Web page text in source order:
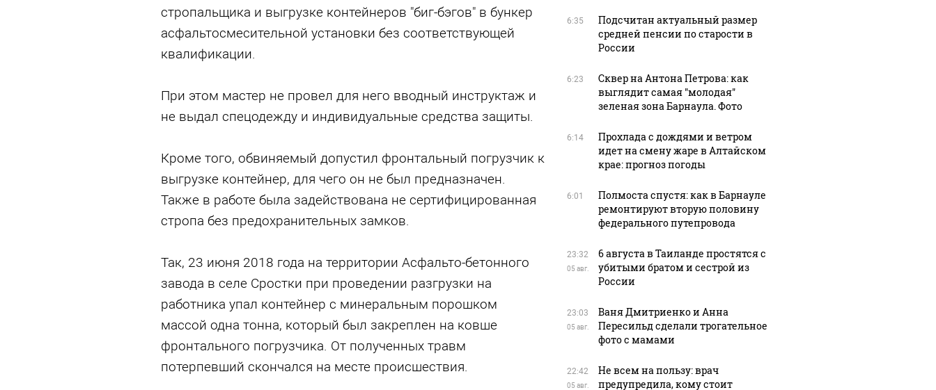
стропальщика и выгрузке контейнеров "биг-бэгов" в бункер
асфальтосмесительной установки без соответствующей
квалификации.
При этом мастер не провел для него вводный инструктаж и
не выдал спецодежду и индивидуальные средства защиты.
Кроме того, обвиняемый допустил фронтальный погрузчик к
выгрузке контейнер, для чего он не был предназначен.
Также в работе была задействована не сертифицированная
стропа без предохранительных замков.
Так, 23 июня 2018 года на территории Асфальто-бетонного
завода в селе Сростки при проведении разгрузки на
работника упал контейнер с минеральным порошком
массой одна тонна, который был закреплен на ковше
фронтального погрузчика. От полученных травм
потерпевший скончался на месте происшествия.
6:35
Подсчитан актуальный размер
средней пенсии по старости в
России
6:23
Сквер на Антона Петрова: как
выглядит самая "молодая"
зеленая зона Барнаула. Фото
6:14
Прохлада с дождями и ветром
идет на смену жаре в Алтайском
крае: прогноз погоды
6:01
Полмоста спустя: как в Барнауле
ремонтируют вторую половину
федерального путепровода
23:32
05 авг.
6 августа в Таиланде простятся с
убитыми братом и сестрой из
России
23:03
05 авг.
Ваня Дмитриенко и Анна
Пересильд сделали трогательное
фото с мамами
22:42
05 авг.
Не всем на пользу: врач
предупредила, кому стоит